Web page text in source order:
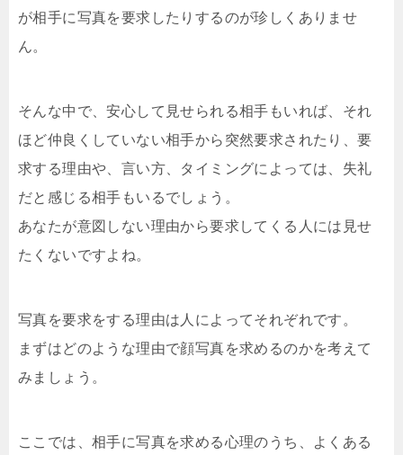
が相手に写真を要求したりするのが珍しくありませ
ん。
そんな中で、安心して見せられる相手もいれば、それ
ほど仲良くしていない相手から突然要求されたり、要
求する理由や、言い方、タイミングによっては、失礼
だと感じる相手もいるでしょう。
あなたが意図しない理由から要求してくる人には見せ
たくないですよね。
写真を要求をする理由は人によってそれぞれです。
まずはどのような理由で顔写真を求めるのかを考えて
みましょう。
ここでは、相手に写真を求める心理のうち、よくある